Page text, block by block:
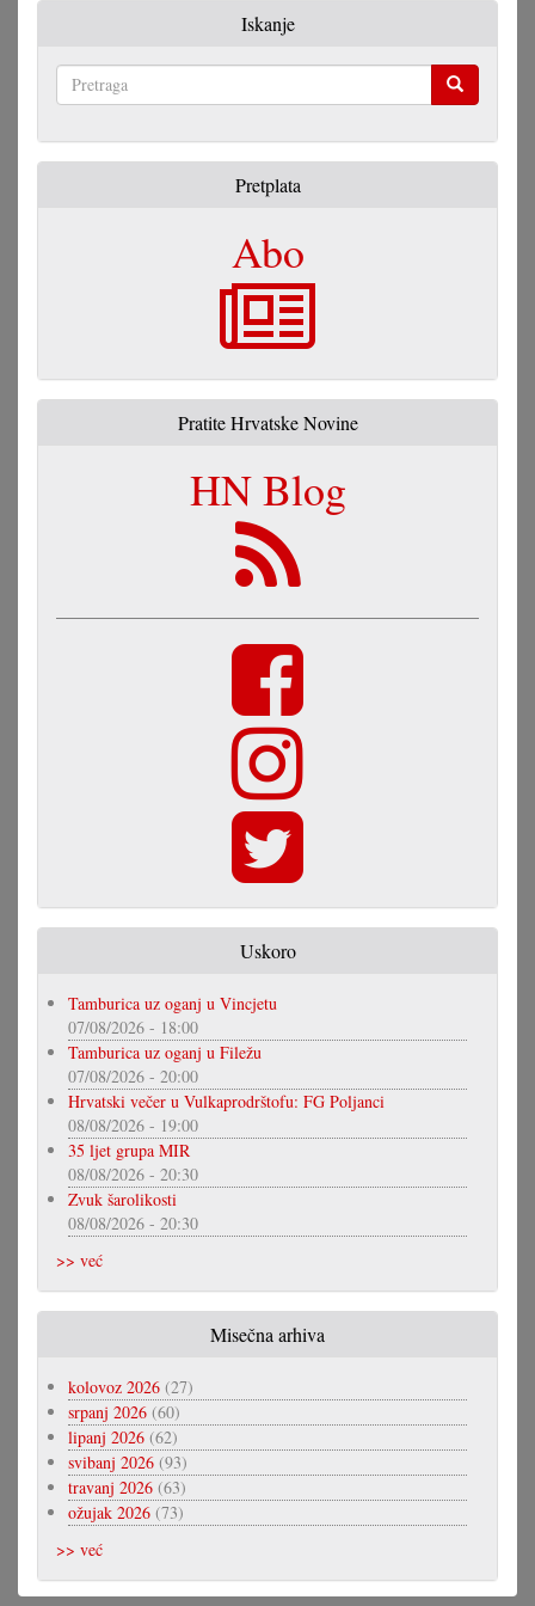
Iskanje
Pretplata
Abo
Pratite Hrvatske Novine
HN Blog
Uskoro
Tamburica uz oganj u Vincjetu
07/08/2026 - 18:00
Tamburica uz oganj u Filežu
07/08/2026 - 20:00
Hrvatski večer u Vulkaprodrštofu: FG Poljanci
08/08/2026 - 19:00
35 ljet grupa MIR
08/08/2026 - 20:30
Zvuk šarolikosti
08/08/2026 - 20:30
>> već
Misečna arhiva
kolovoz 2026 (27)
srpanj 2026 (60)
lipanj 2026 (62)
svibanj 2026 (93)
travanj 2026 (63)
ožujak 2026 (73)
>> već